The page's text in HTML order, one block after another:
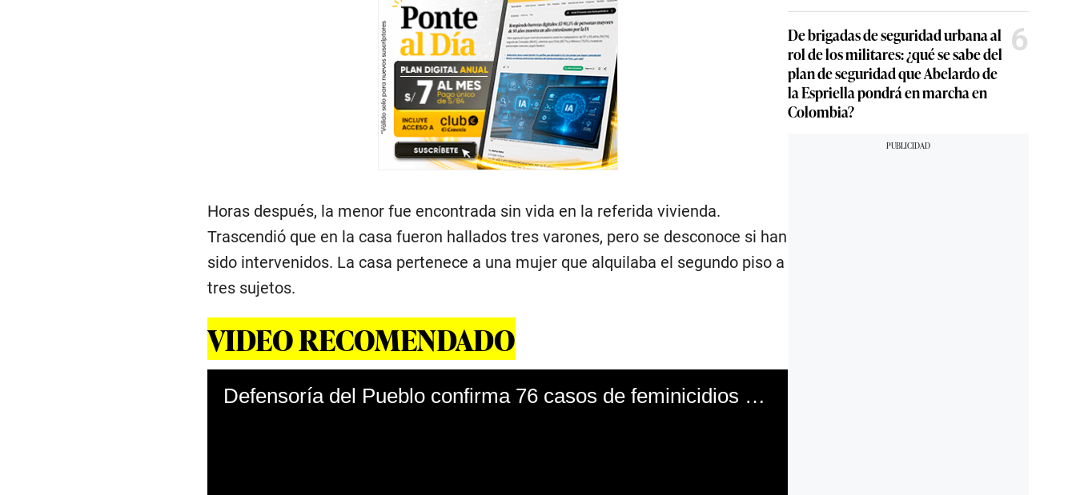
Horas después, la menor fue encontrada sin vida en la referida vivienda.
Trascendió que en la casa fueron hallados tres varones, pero se desconoce si han
sido intervenidos. La casa pertenece a una mujer que alquilaba el segundo piso a
tres sujetos.
VIDEO RECOMENDADO
Defensoría del Pueblo confirma 76 casos de feminicidios en lo que va del año
De brigadas de seguridad urbana al
rol de los militares: ¿qué se sabe del
plan de seguridad que Abelardo de
la Espriella pondrá en marcha en
Colombia?
6